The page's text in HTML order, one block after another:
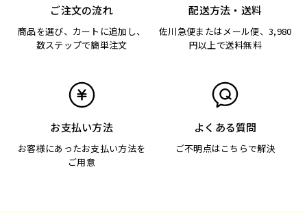
ご注文の流れ
商品を選び、カートに追加し、
数ステップで簡単注文
配送方法・送料
佐川急便またはメール便、3,980
円以上で送料無料
お支払い方法
お客様にあったお支払い方法を
ご用意
よくある質問
ご不明点はこちらで解決